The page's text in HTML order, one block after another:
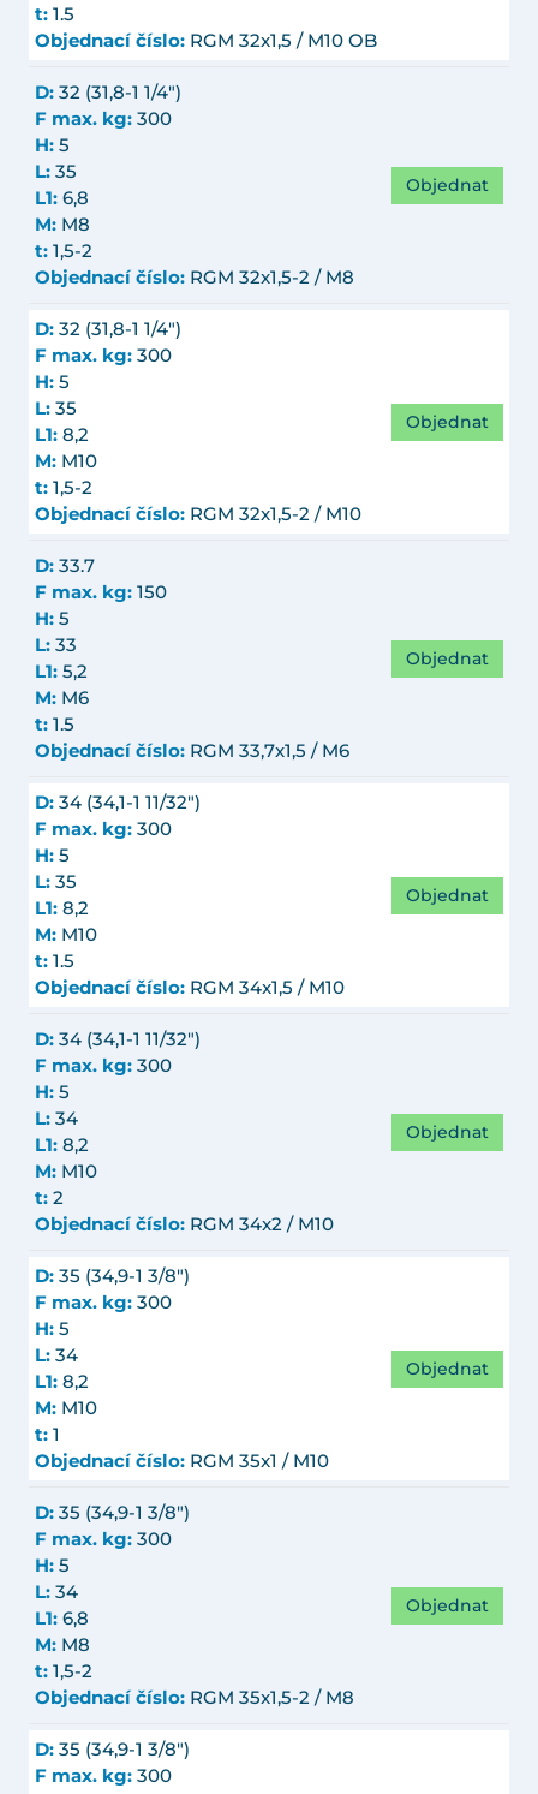
t: 1.5
Objednací číslo: RGM 32x1,5 / M10 OB
D: 32 (31,8-1 1/4")
F max. kg: 300
H: 5
L: 35
L1: 6,8
M: M8
t: 1,5-2
Objednací číslo: RGM 32x1,5-2 / M8
Objednat
D: 32 (31,8-1 1/4")
F max. kg: 300
H: 5
L: 35
L1: 8,2
M: M10
t: 1,5-2
Objednací číslo: RGM 32x1,5-2 / M10
Objednat
D: 33.7
F max. kg: 150
H: 5
L: 33
L1: 5,2
M: M6
t: 1.5
Objednací číslo: RGM 33,7x1,5 / M6
Objednat
D: 34 (34,1-1 11/32")
F max. kg: 300
H: 5
L: 35
L1: 8,2
M: M10
t: 1.5
Objednací číslo: RGM 34x1,5 / M10
Objednat
D: 34 (34,1-1 11/32")
F max. kg: 300
H: 5
L: 34
L1: 8,2
M: M10
t: 2
Objednací číslo: RGM 34x2 / M10
Objednat
D: 35 (34,9-1 3/8")
F max. kg: 300
H: 5
L: 34
L1: 8,2
M: M10
t: 1
Objednací číslo: RGM 35x1 / M10
Objednat
D: 35 (34,9-1 3/8")
F max. kg: 300
H: 5
L: 34
L1: 6,8
M: M8
t: 1,5-2
Objednací číslo: RGM 35x1,5-2 / M8
Objednat
D: 35 (34,9-1 3/8")
F max. kg: 300